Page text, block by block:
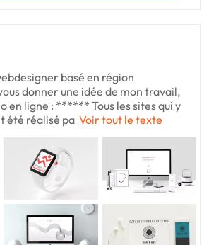
basé en région
donner une idée de mon travail,
en ligne : ****** Tous les sites qui y
été réalisé pa Voir tout le texte